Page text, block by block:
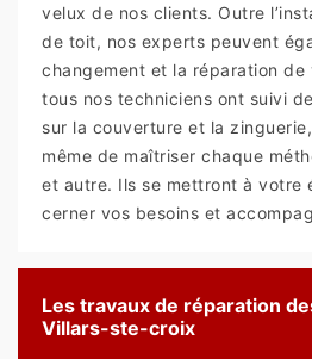
velux de nos clients. Outre
de toit, nos experts peuvent
changement et la réparation de
tous nos techniciens ont suivi
sur la couverture et la
même de maîtriser chaque
et autre. Ils se mettront à votre
cerner vos besoins et
Les travaux de réparation
Villars-ste-croix